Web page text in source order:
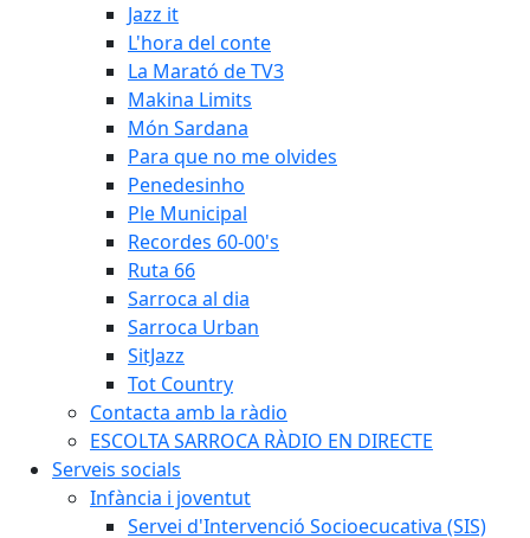
Jazz it
L'hora del conte
La Marató de TV3
Makina Limits
Món Sardana
Para que no me olvides
Penedesinho
Ple Municipal
Recordes 60-00's
Ruta 66
Sarroca al dia
Sarroca Urban
SitJazz
Tot Country
Contacta amb la ràdio
ESCOLTA SARROCA RÀDIO EN DIRECTE
Serveis socials
Infància i joventut
Servei d'Intervenció Socioecucativa (SIS)